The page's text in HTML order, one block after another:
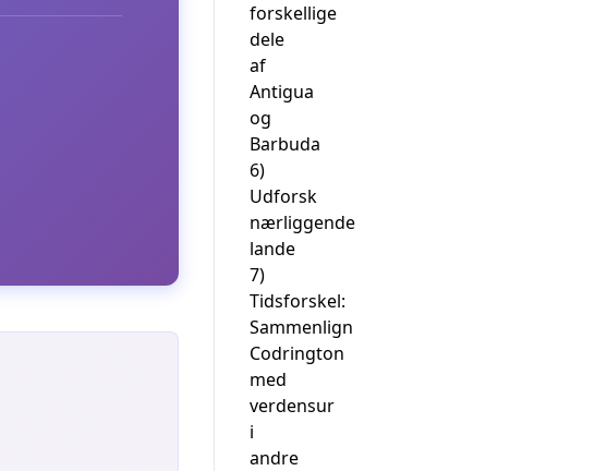
forskellige
dele
af
Antigua
og
Barbuda
6)
Udforsk
nærliggende
lande
7)
Tidsforskel:
Sammenlign
Codrington
med
verdensur
i
andre